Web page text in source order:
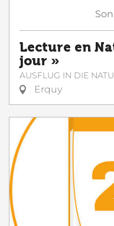
Lecture en
jour »
AUSFLUG IN DIE
Erquy